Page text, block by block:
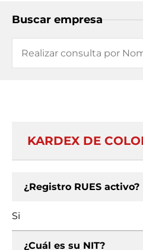
Buscar empresa
KARDEX DE
¿Registro RUES activo?
Si
¿Cuál es su NIT?